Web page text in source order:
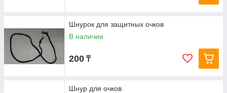
Шнурок для защитных очков
В наличии
200 ₸
Шнур для очков